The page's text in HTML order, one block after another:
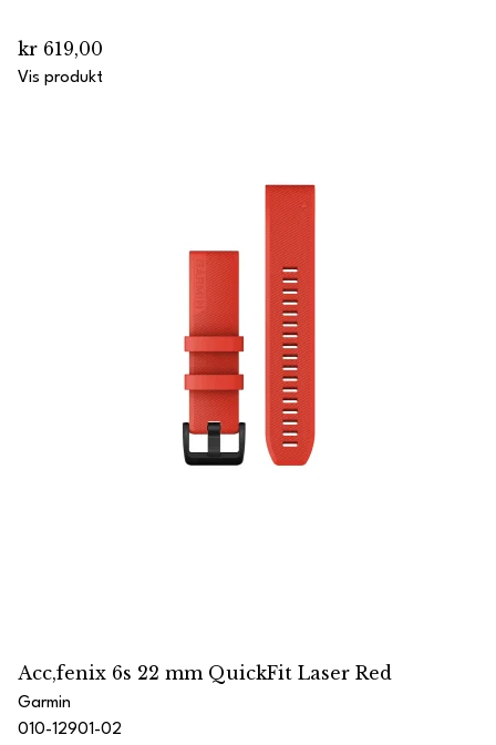
kr 619,00
Vis produkt
Acc,fenix 6s 22 mm QuickFit Laser Red
Garmin
010-12901-02